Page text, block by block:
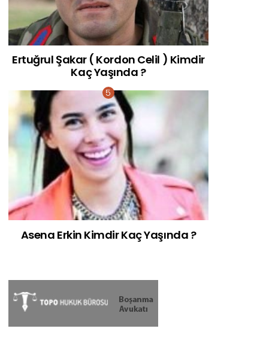
Ertuğrul Şakar ( Kordon Celil ) Kimdir
Kaç Yaşında ?
Asena Erkin Kimdir Kaç Yaşında ?